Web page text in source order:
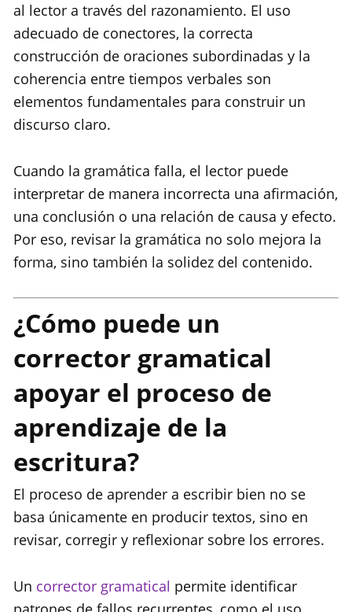
al lector a través del razonamiento. El uso
adecuado de conectores, la correcta
construcción de oraciones subordinadas y la
coherencia entre tiempos verbales son
elementos fundamentales para construir un
discurso claro.
Cuando la gramática falla, el lector puede
interpretar de manera incorrecta una afirmación,
una conclusión o una relación de causa y efecto.
Por eso, revisar la gramática no solo mejora la
forma, sino también la solidez del contenido.
¿Cómo puede un
corrector gramatical
apoyar el proceso de
aprendizaje de la
escritura?
El proceso de aprender a escribir bien no se
basa únicamente en producir textos, sino en
revisar, corregir y reflexionar sobre los errores.
Un corrector gramatical permite identificar